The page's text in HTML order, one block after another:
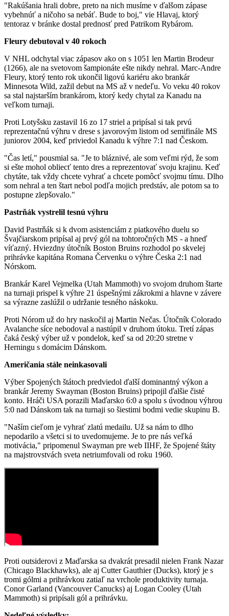
"Rakúšania hrali dobre, preto na nich musíme v ďalšom zápase
vybehnúť a ničoho sa nebáť. Bude to boj," vie Hlavaj, ktorý
tentoraz v bránke dostal prednosť pred Patrikom Rybárom.
Fleury debutoval v 40 rokoch
V NHL odchytal viac zápasov ako on s 1051 len Martin Brodeur
(1266), ale na svetovom šampionáte ešte nikdy nehral. Marc-Andre
Fleury, ktorý tento rok ukončil ligovú kariéru ako brankár
Minnesota Wild, zažil debut na MS až v nedeľu. Vo veku 40 rokov
sa stal najstarším brankárom, ktorý kedy chytal za Kanadu na
veľkom turnaji.
Proti Lotyšsku zastavil 16 zo 17 striel a pripísal si tak prvú
reprezentačnú výhru v drese s javorovým listom od semifinále MS
juniorov 2004, keď priviedol Kanadu k výhre 7:1 nad Českom.
"Čas letí," pousmial sa. "Je to bláznivé, ale som veľmi rýd, že som
si ešte mohol obliecť tento dres a reprezentovať svoju krajinu. Keď
chytáte, tak vždy chcete vyhrať a chcete pomôcť svojmu tímu. Dlho
som nehral a ten štart nebol podľa mojich predstáv, ale potom sa to
postupne zlepšovalo."
Pastrňák vystrelil tesnú výhru
David Pastrňák si k dvom asistenciám z piatkového duelu so
Švajčiarskom pripísal aj prvý gól na tohtoročných MS - a hneď
víťazný. Hviezdny útočník Boston Bruins rozhodol po skvelej
prihrávke kapitána Romana Červenku o výhre Česka 2:1 nad
Nórskom.
Brankár Karel Vejmelka (Utah Mammoth) vo svojom druhom štarte
na turnaji prispel k výhre 21 úspešnými zákrokmi a hlavne v závere
sa výrazne zaslúžil o udržanie tesného náskoku.
Proti Nórom už do hry naskočil aj Martin Nečas. Útočník Colorado
Avalanche síce nebodoval a nastúpil v druhom útoku. Tretí zápas
čaká český výber už v pondelok, keď sa od 20:20 stretne v
Herningu s domácim Dánskom.
Američania stále neinkasovali
Výber Spojených štátoch predviedol ďalší dominantný výkon a
brankár Jeremy Swayman (Boston Bruins) pripojil ďalšie čisté
konto. Hráči USA porazili Maďarsko 6:0 a spolu s úvodnou výhrou
5:0 nad Dánskom tak na turnaji so šiestimi bodmi vedie skupinu B.
"Naším cieľom je vyhrať zlatú medailu. Už sa nám to dlho
nepodarilo a všetci si to uvedomujeme. Je to pre nás veľká
motivácia," pripomenul Swayman pre web IIHF, že Spojené štáty
na majstrovstvách sveta netriumfovali od roku 1960.
Proti outsiderovi z Maďarska sa dvakrát presadil nielen Frank Nazar
(Chicago Blackhawks), ale aj Cutter Gauthier (Ducks), ktorý je s
tromi gólmi a prihrávkou zatiaľ na vrchole produktivity turnaja.
Conor Garland (Vancouver Canucks) aj Logan Cooley (Utah
Mammoth) si pripísali gól a prihrávku.